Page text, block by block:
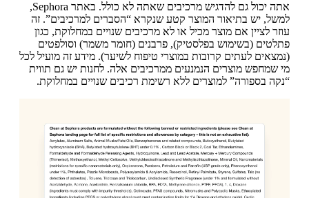
אתה יכול גם להדגיש מרכיבים שאתה לא כולל. באתר Sephora,
למשל, יש בתיאור המוצר קטע שנקרא “הסברים למרכיבים”. זה
עוזר לציין אם מוצר מכיל או לא מרכיבים שנויים במחלוקת, כגון
פתלטים (בשימוש בפלסטיק), פרבנים (חומר משמר) וסולפטים
(נמצאים לעתים קרובות במוצרי טיפוח לשיער). מידע זה מועיל לכל
מי שמחפש מוצרים הנמנעים ממרכיבים אלה. לחנות יש גם תווית
“נקה בספורה” למוצרים ללא רשימת רכיבים שנויים במחלוקת.